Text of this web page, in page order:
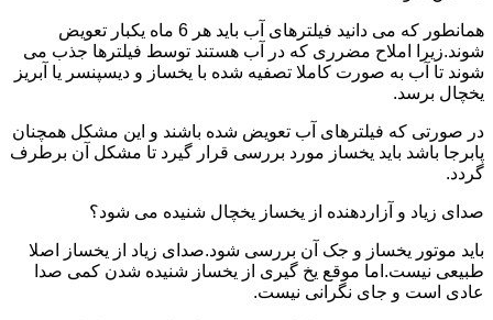
همانطور که می دانید فیلترهای آب باید هر 6 ماه یکبار تعویض
شوند.زیرا املاح مضرری که در آب هستند توسط فیلترها جذب می
شوند تا آب به صورت کاملا تصفیه شده با یخساز و دیسپنسر یا آبریز
یخچال برسد.
در صورتی که فیلترهای آب تعویض شده باشند و این مشکل همچنان
پابرجا باشد باید یخساز مورد بررسی قرار گیرد تا مشکل آن برطرف
گردد.
صدای زیاد و آزاردهنده از یخساز یخچال شنیده می شود؟
باید موتور یخساز و جک آن بررسی شود.صدای زیاد از یخساز اصلا
طبیعی نیست.اما موقع یخ گیری از یخساز شنیده شدن کمی صدا
عادی است و جای نگرانی نیست.